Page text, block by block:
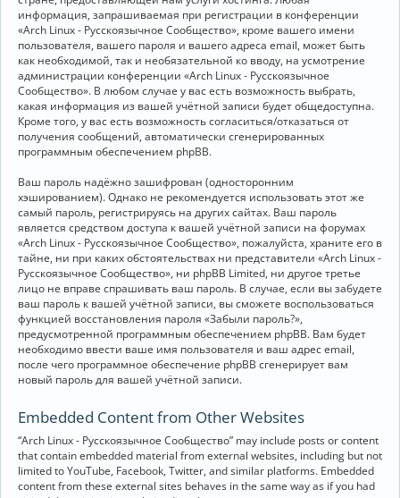
информация, запрашиваемая при регистрации в конференции
«Arch Linux - Русскоязычное Сообщество», кроме вашего имени
пользователя, вашего пароля и вашего адреса email, может быть
как необходимой, так и необязательной ко вводу, на усмотрение
администрации конференции «Arch Linux - Русскоязычное
Сообщество». В любом случае у вас есть возможность выбрать,
какая информация из вашей учётной записи будет общедоступна.
Кроме того, у вас есть возможность согласиться/отказаться от
получения сообщений, автоматически сгенерированных
программным обеспечением phpBB.
Ваш пароль надёжно зашифрован (односторонним
хэшированием). Однако не рекомендуется использовать этот же
самый пароль, регистрируясь на других сайтах. Ваш пароль
является средством доступа к вашей учётной записи на форумах
«Arch Linux - Русскоязычное Сообщество», пожалуйста, храните его в
тайне, ни при каких обстоятельствах ни представители «Arch Linux -
Русскоязычное Сообщество», ни phpBB Limited, ни другое третье
лицо не вправе спрашивать ваш пароль. В случае, если вы забудете
ваш пароль к вашей учётной записи, вы сможете воспользоваться
функцией восстановления пароля «Забыли пароль?»,
предусмотренной программным обеспечением phpBB. Вам будет
необходимо ввести ваше имя пользователя и ваш адрес email,
после чего программное обеспечение phpBB сгенерирует вам
новый пароль для вашей учётной записи.
Embedded Content from Other Websites
“Arch Linux - Русскоязычное Сообщество” may include posts or content
that contain embedded material from external websites, including but not
limited to YouTube, Facebook, Twitter, and similar platforms. Embedded
content from these external sites behaves in the same way as if you had